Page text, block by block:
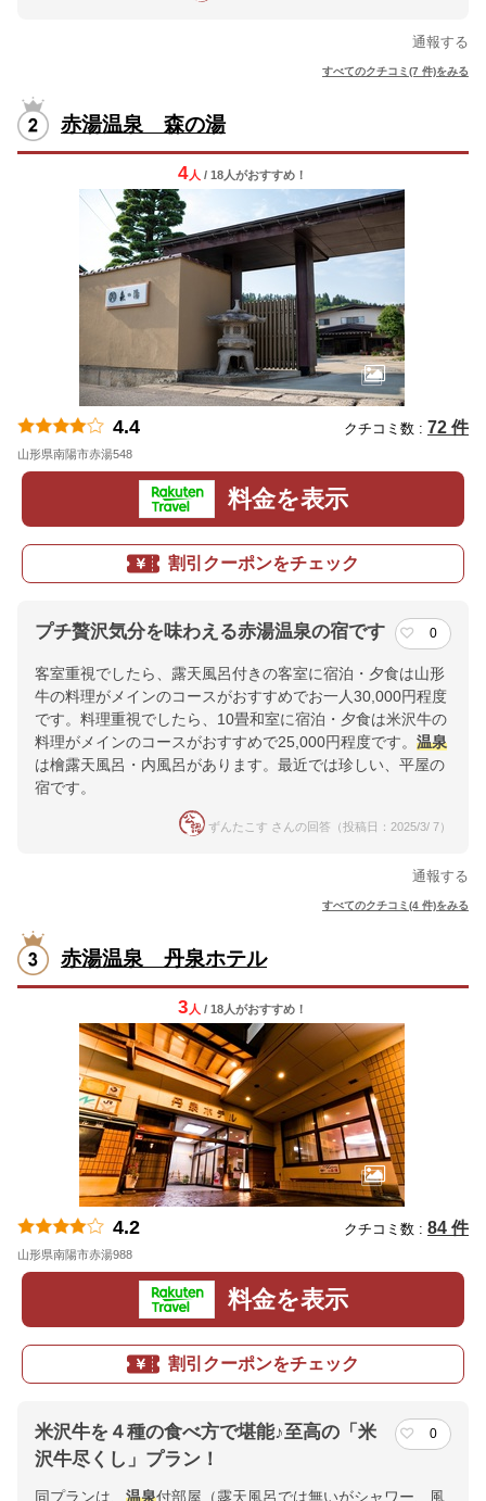
通報する
すべてのクチコミ(7 件)をみる
赤湯温泉 森の湯
4人 / 18人がおすすめ！
4.4 クチコミ数 : 72 件
山形県南陽市赤湯548
料金を表示
割引クーポンをチェック
プチ贅沢気分を味わえる赤湯温泉の宿です 0
客室重視でしたら、露天風呂付きの客室に宿泊・夕食は山形
牛の料理がメインのコースがおすすめでお一人30,000円程度
です。料理重視でしたら、10畳和室に宿泊・夕食は米沢牛の
料理がメインのコースがおすすめで25,000円程度です。 温泉
は檜露天風呂・内風呂があります。最近では珍しい、平屋の
宿です。
ずんたこす さんの回答（投稿日：2025/3/ 7）
通報する
すべてのクチコミ(4 件)をみる
赤湯温泉 丹泉ホテル
3 人 / 18人がおすすめ！
4.2 クチコミ数 : 84 件
山形県南陽市赤湯988
料金を表示
割引クーポンをチェック
米沢牛を４種の食べ方で堪能♪至高の「米
沢牛尽くし」プラン！
0
同プランは、 温泉付部屋（露天風呂では無いがシャワー、風